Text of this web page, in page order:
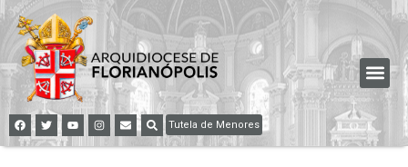
Tutela de Menores